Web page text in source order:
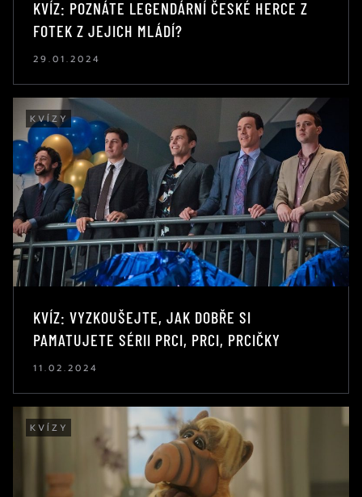
KVÍZ: POZNÁTE LEGENDÁRNÍ ČESKÉ HERCE Z
FOTEK Z JEJICH MLÁDÍ?
29.01.2024
KVÍZY
KVÍZ: VYZKOUŠEJTE, JAK DOBŘE SI
PAMATUJETE SÉRII PRCI, PRCI, PRCIČKY
11.02.2024
KVÍZY